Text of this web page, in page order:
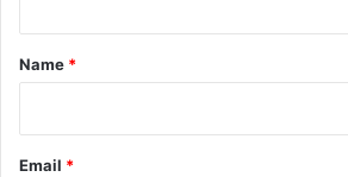
*
Name *
Email *